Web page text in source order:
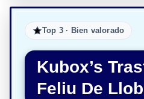
Top 3 · Bien valorado
Kubox’s
Feliu De